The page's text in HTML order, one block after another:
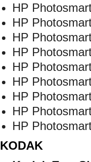
HP
HP
HP
HP
HP
HP
HP
HP
HP
KODAK